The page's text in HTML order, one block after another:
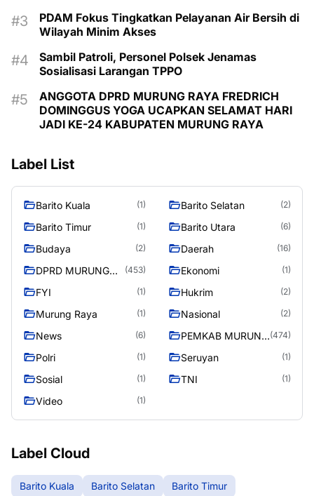
PDAM Fokus Tingkatkan Pelayanan Air Bersih di
Wilayah Minim Akses
Sambil Patroli, Personel Polsek Jenamas
Sosialisasi Larangan TPPO
ANGGOTA DPRD MURUNG RAYA FREDRICH
DOMINGGUS YOGA UCAPKAN SELAMAT HARI
JADI KE-24 KABUPATEN MURUNG RAYA
Label List
Barito Kuala (1) Barito Selatan (2)
Barito Timur (1) Barito Utara (6)
Budaya (2) Daerah (16)
DPRD MURUNG
(453) Ekonomi (1)
FYI (1) Hukrim (2)
Murung Raya (1) Nasional (2)
News (6)
PEMKAB MURUNG (474)
Polri (1) Seruyan (1)
Sosial (1) TNI (1)
Video (1)
Label Cloud
Barito Kuala Barito Selatan
Barito Timur